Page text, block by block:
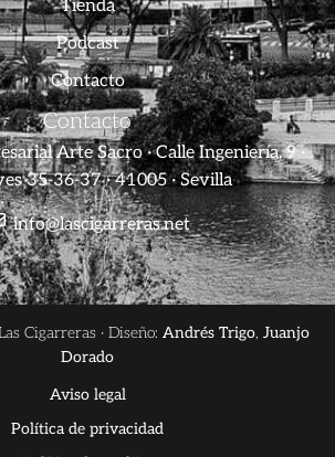
Tienda
Podcast
Contacto
Contacto
Arte Sacro · Calle Ingeniería, 9 ·
35-36-37 · 41005 · Sevilla
info@lascigarreras.net
Cigarreras · Diseño: Andrés Trigo, Juanjo
Dorado
Aviso legal
Política de privacidad